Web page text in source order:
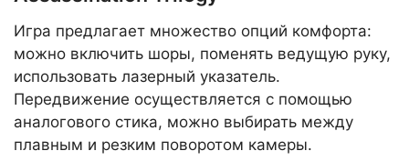
Игра предлагает множество опций комфорта:
можно включить шоры, поменять ведущую руку,
использовать лазерный указатель.
Передвижение осуществляется с помощью
аналогового стика, можно выбирать между
плавным и резким поворотом камеры.